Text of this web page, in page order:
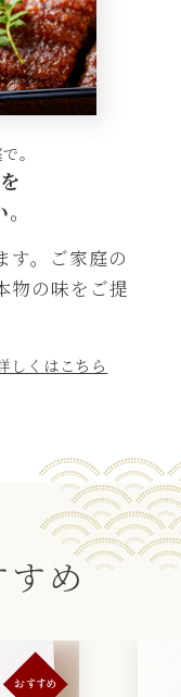
。
す。ご家庭の
物の味をご提
しくはこちら
すめ